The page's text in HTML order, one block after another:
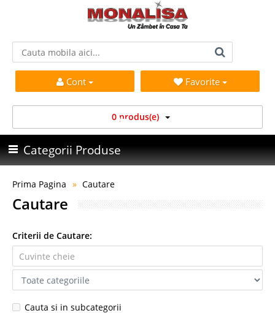
Cont Favorite
0 produs(e)
Categorii Produse
Prima Pagina Cautare
Cautare
Criterii de Cautare:
Cauta si in subcategorii